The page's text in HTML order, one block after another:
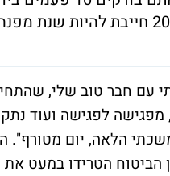
עם חבר טוב שלי,
הלאה, יום
הטרידו במעט את